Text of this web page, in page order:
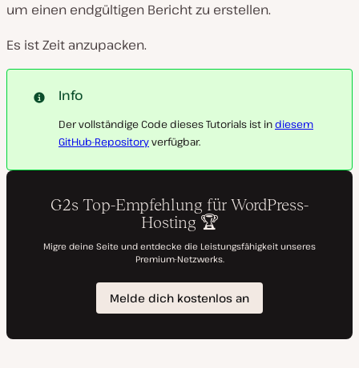
um einen endgültigen Bericht zu erstellen.
Es ist Zeit anzupacken.
Info
Der vollständige Code dieses Tutorials ist indiesem
GitHub-Repositoryverfügbar.